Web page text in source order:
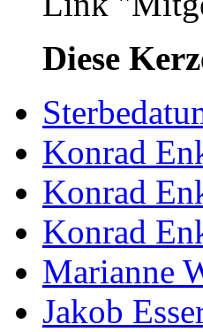
Diese
Konrad
Konrad
Konrad
Marianne
Jakob